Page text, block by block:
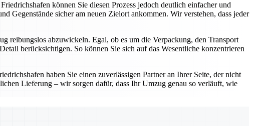
können Sie diesen Prozess jedoch deutlich einfacher und
Gegenstände sicher am neuen Zielort ankommen. Wir verstehen, dass jeder
reibungslos abzuwickeln. Egal, ob es um die Verpackung, den Transport
berücksichtigen. So können Sie sich auf das Wesentliche konzentrieren
haben Sie einen zuverlässigen Partner an Ihrer Seite, der nicht
Lieferung – wir sorgen dafür, dass Ihr Umzug genau so verläuft, wie